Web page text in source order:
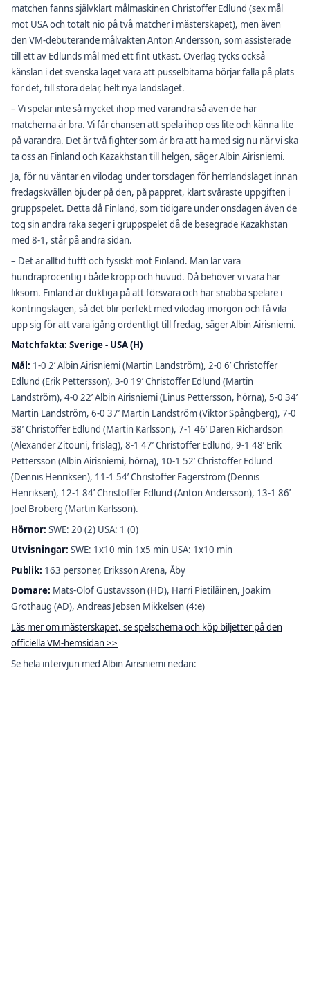
matchen fanns självklart målmaskinen Christoffer Edlund (sex mål
mot USA och totalt nio på två matcher i mästerskapet), men även
den VM-debuterande målvakten Anton Andersson, som assisterade
till ett av Edlunds mål med ett fint utkast. Överlag tycks också
känslan i det svenska laget vara att pusselbitarna börjar falla på plats
för det, till stora delar, helt nya landslaget.
– Vi spelar inte så mycket ihop med varandra så även de här
matcherna är bra. Vi får chansen att spela ihop oss lite och känna lite
på varandra. Det är två fighter som är bra att ha med sig nu när vi ska
ta oss an Finland och Kazakhstan till helgen, säger Albin Airisniemi.
Ja, för nu väntar en vilodag under torsdagen för herrlandslaget innan
fredagskvällen bjuder på den, på pappret, klart svåraste uppgiften i
gruppspelet. Detta då Finland, som tidigare under onsdagen även de
tog sin andra raka seger i gruppspelet då de besegrade Kazakhstan
med 8-1, står på andra sidan.
– Det är alltid tufft och fysiskt mot Finland. Man lär vara
hundraprocentig i både kropp och huvud. Då behöver vi vara här
liksom. Finland är duktiga på att försvara och har snabba spelare i
kontringslägen, så det blir perfekt med vilodag imorgon och få vila
upp sig för att vara igång ordentligt till fredag, säger Albin Airisniemi.
Matchfakta: Sverige - USA (H)
Mål: 1-0 2’ Albin Airisniemi (Martin Landström), 2-0 6’ Christoffer
Edlund (Erik Pettersson), 3-0 19’ Christoffer Edlund (Martin
Landström), 4-0 22’ Albin Airisniemi (Linus Pettersson, hörna), 5-0 34’
Martin Landström, 6-0 37’ Martin Landström (Viktor Spångberg), 7-0
38’ Christoffer Edlund (Martin Karlsson), 7-1 46’ Daren Richardson
(Alexander Zitouni, frislag), 8-1 47’ Christoffer Edlund, 9-1 48’ Erik
Pettersson (Albin Airisniemi, hörna), 10-1 52’ Christoffer Edlund
(Dennis Henriksen), 11-1 54’ Christoffer Fagerström (Dennis
Henriksen), 12-1 84’ Christoffer Edlund (Anton Andersson), 13-1 86’
Joel Broberg (Martin Karlsson).
Hörnor: SWE: 20 (2) USA: 1 (0)
Utvisningar: SWE: 1x10 min 1x5 min USA: 1x10 min
Publik: 163 personer, Eriksson Arena, Åby
Domare: Mats-Olof Gustavsson (HD), Harri Pietiläinen, Joakim
Grothaug (AD), Andreas Jebsen Mikkelsen (4:e)
Läs mer om mästerskapet, se spelschema och köp biljetter på den
officiella VM-hemsidan >>
Se hela intervjun med Albin Airisniemi nedan: